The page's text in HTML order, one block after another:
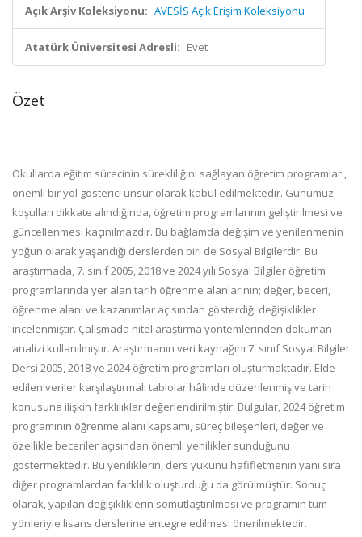
Açık Arşiv Koleksiyonu: AVESİS Açık Erişim Koleksiyonu
Atatürk Üniversitesi Adresli: Evet
Özet
Okullarda eğitim sürecinin sürekliliğini sağlayan öğretim programları,
önemli bir yol gösterici unsur olarak kabul edilmektedir. Günümüz
koşulları dikkate alındığında, öğretim programlarının geliştirilmesi ve
güncellenmesi kaçınılmazdır. Bu bağlamda değişim ve yenilenmenin
yoğun olarak yaşandığı derslerden biri de Sosyal Bilgilerdir. Bu
araştırmada, 7. sınıf 2005, 2018 ve 2024 yılı Sosyal Bilgiler öğretim
programlarında yer alan tarih öğrenme alanlarının; değer, beceri,
öğrenme alanı ve kazanımlar açısından gösterdiği değişiklikler
incelenmiştir. Çalışmada nitel araştırma yöntemlerinden doküman
analizi kullanılmıştır. Araştırmanın veri kaynağını 7. sınıf Sosyal Bilgiler
Dersi 2005, 2018 ve 2024 öğretim programları oluşturmaktadır. Elde
edilen veriler karşılaştırmalı tablolar hâlinde düzenlenmiş ve tarih
konusuna ilişkin farklılıklar değerlendirilmiştir. Bulgular, 2024 öğretim
programının öğrenme alanı kapsamı, süreç bileşenleri, değer ve
özellikle beceriler açısından önemli yenilikler sunduğunu
göstermektedir. Bu yeniliklerin, ders yükünü hafifletmenin yanı sıra
diğer programlardan farklılık oluşturduğu da görülmüştür. Sonuç
olarak, yapılan değişikliklerin somutlaştırılması ve programın tüm
yönleriyle lisans derslerine entegre edilmesi önerilmektedir.